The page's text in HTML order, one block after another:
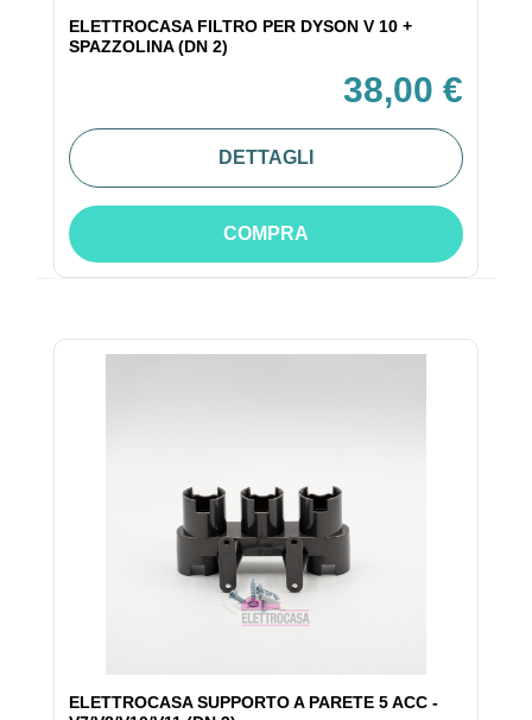
ELETTROCASA FILTRO PER DYSON V 10 +
SPAZZOLINA (DN 2)
38,00 €
DETTAGLI
COMPRA
ELETTROCASA SUPPORTO A PARETE 5 ACC -